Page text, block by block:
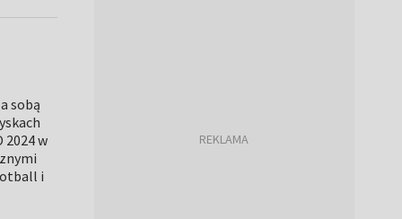
sobą
w
i